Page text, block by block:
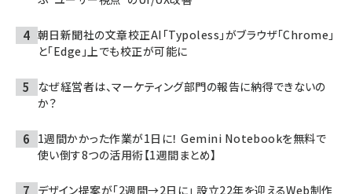
朝日新聞社の文章校正AI「Typoless」がブラウザ「Chrome」
と「Edge」上でも校正が可能に
なぜ経営者は、マーケティング部門の報告に納得できないの
か？
1週間かかった作業が1日に！ Gemini Notebookを無料で
使い倒す8つの活用術【1週間まとめ】
デザイン提案が「2週間→2日に」 設立22年を迎えるWeb制作